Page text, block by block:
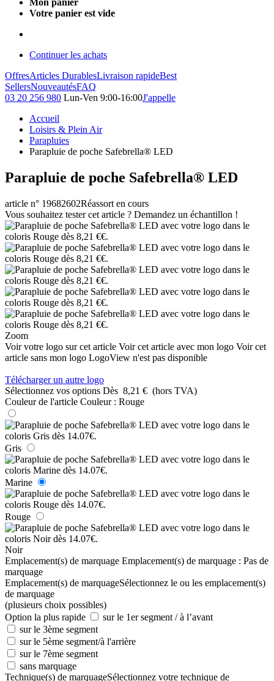
Mon panier
Votre panier est vide
Continuer les achats
OffresArticles DurablesLivraison rapideBest
SellersNouveautésFAQ
03 20 256 980 Lun-Ven 9:00-16:00J'appelle
Accueil
Loisirs & Plein Air
Parapluies
Parapluie de poche Safebrella® LED
Parapluie de poche Safebrella® LED
article n° 19682602Réassort en cours
Vous souhaitez tester cet article ? Demandez un échantillon !
Zoom
Voir votre logo sur cet article Voir cet article avec mon logo Voir cet
article sans mon logo LogoView n'est pas disponible
Télécharger un autre logo
Sélectionnez vos options Dès 8,21 € (hors TVA)
Couleur de l'article Couleur : Rouge
Gris
Marine
Rouge
Noir
Emplacement(s) de marquage Emplacement(s) de marquage : Pas de
marquage
Emplacement(s) de marquageSélectionnez le ou les emplacement(s)
de marquage
(plusieurs choix possibles)
Option la plus rapide
sur le 1er segment / à l’avant
sur le 3ème segment
sur le 5ème segment/à l'arrière
sur le 7ème segment
sans marquage
Technique(s) de marquageSélectionnez votre technique de